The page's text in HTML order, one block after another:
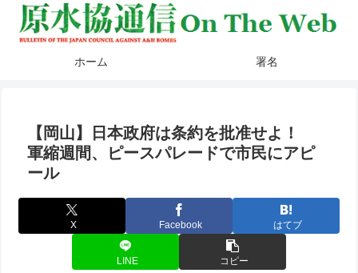
ホーム 署名
【岡山】日本政府は条約を批准せよ！
軍縮週間、ピースパレードで市民にアピ
ール
X Facebook はてブ
LINE コピー